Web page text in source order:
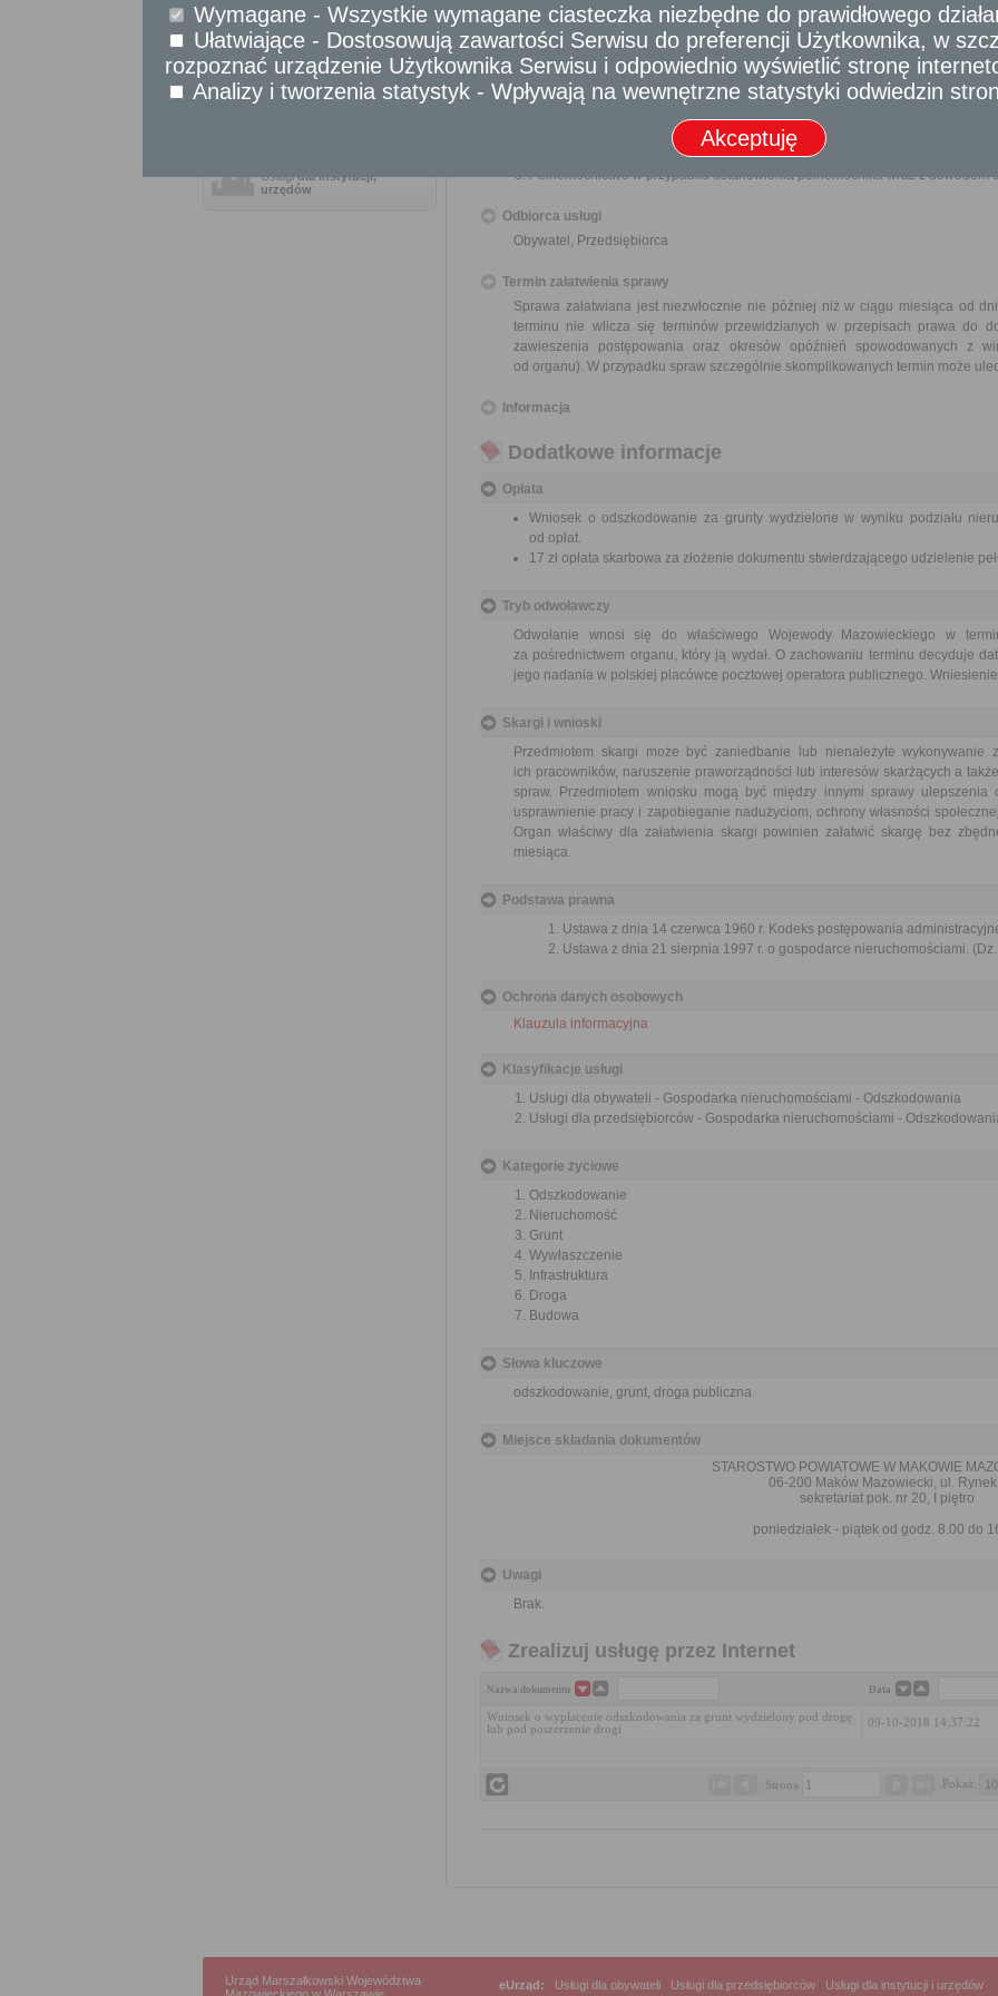
Sprawy komunikacyjne
Sprawy obywatelskie
Udostępnianie informacji publicznej
Urząd Stanu Cywilnego
Usługidla instytucji,
urzędów
Wymagane dokumenty
Wniosek o ustalenie odszkodowania za drogi publiczne przejęte w
wszystkie uprawnione osoby.
Ostateczna decyzja zatwierdzająca projekt podziału geodezyjnego
działka gruntu pod drogę wraz z załącznikiem graficznym (kserokopia).
W przypadku spadkobierców - postanowienia o nabyciu praw do spadku lub
Pełnomocnictwo w przypadku ustanowienia pełnomocnika wraz z dowodem
Odbiorca usługi
Obywatel, Przedsiębiorca
Termin załatwienia sprawy
Sprawa załatwiana jest niezwłocznie nie później niż w ciągu miesiąca od
terminu nie wlicza się terminów przewidzianych w przepisach prawa do
zawieszenia postępowania oraz okresów opóźnień spowodowanych z
od organu). W przypadku spraw szczególnie skomplikowanych termin może
Informacja
Dodatkowe informacje
Opłata
Wniosek o odszkodowanie za grunty wydzielone w wyniku podziału
od opłat.
17 zł opłata skarbowa za złożenie dokumentu stwierdzającego udzielenie
Tryb odwoławczy
Odwołanie wnosi się do właściwego Wojewody Mazowieckiego w
za pośrednictwem organu, który ją wydał. O zachowaniu terminu decyduje
jego nadania w polskiej placówce pocztowej operatora publicznego. Wniesienie
Skargi i wnioski
Przedmiotem skargi może być zaniedbanie lub nienależyte wykonywanie
ich pracowników, naruszenie praworządności lub interesów skarżących a
spraw. Przedmiotem wniosku mogą być między innymi sprawy ulepszenia
usprawnienie pracy i zapobieganie nadużyciom, ochrony własności
Organ właściwy dla załatwienia skargi powinien załatwić skargę bez
miesiąca.
Podstawa prawna
Ustawa z dnia 14 czerwca 1960 r. Kodeks postępowania
Ustawa z dnia 21 sierpnia 1997 r. o gospodarce nieruchomościami.
Ochrona danych osobowych
Klauzula informacyjna
Klasyfikacje usługi
Usługi dla obywateli - Gospodarka nieruchomościami - Odszkodowania
Usługi dla przedsiębiorców - Gospodarka nieruchomościami -
Kategorie życiowe
Odszkodowanie
Nieruchomość
Grunt
Wywłaszczenie
Infrastruktura
Droga
Budowa
Słowa kluczowe
odszkodowanie, grunt, droga publiczna
Miejsce składania dokumentów
STAROSTWO POWIATOWE W MAKOWIE
06-200 Maków Mazowiecki, ul.
sekretariat pok. nr 20, I piętro
poniedziałek - piątek od godz. 8.00 do
Uwagi
Brak.
Zrealizuj usługę przez Internet
Nazwa dokumentu Data
Wniosek o wypłacenie odszkodowania za grunt wydzielony pod drogę
lub pod poszerzenie drogi
09-10-2018 14:37:22
Strona Pokaż
Urząd Marszałkowski Województwa
eUrząd: Usługi dla obywateli Usługi dla przedsiębiorców Usługi dla instytucji i urzędów
Wymagane - Wszystkie wymagane ciasteczka niezbędne do prawidłowego
Ułatwiające - Dostosowują zawartości Serwisu do preferencji Użytkownika, w
rozpoznać urządzenie Użytkownika Serwisu i odpowiednio wyświetlić stronę
Analizy i tworzenia statystyk - Wpływają na wewnętrzne statystyki odwiedzin stron
Akceptuję